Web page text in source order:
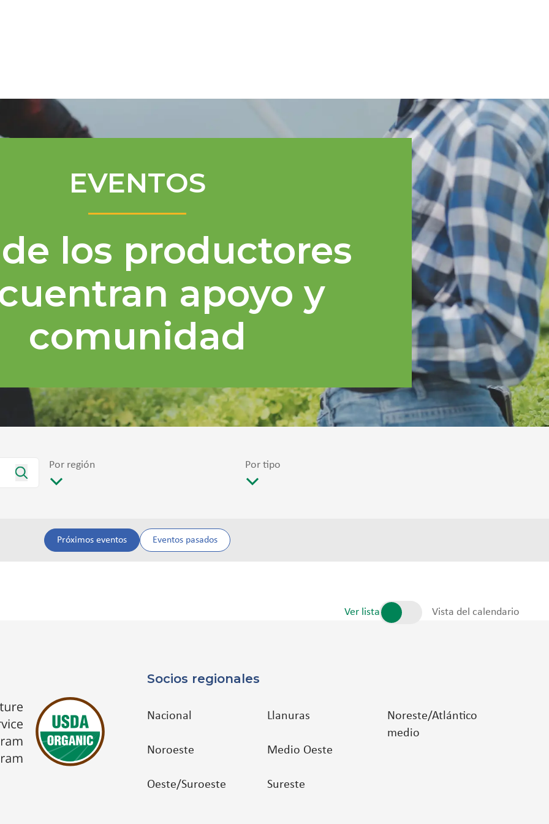
EVENTOS
los productores
apoyo y
comunidad
Por región Por tipo
Próximos eventos Eventos pasados
Ver lista Vista del calendario
Socios regionales
Nacional
Noroeste
Oeste/Suroeste
Llanuras
Medio Oeste
Sureste
Noreste/Atlántico
medio